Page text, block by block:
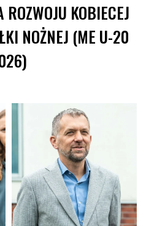
KOBIECEJ
NOŻNEJ (ME U-20